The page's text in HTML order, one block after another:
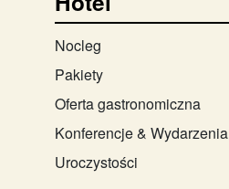
Nocleg
Pakiety
Oferta gastronomiczna
Konferencje & Wydarzenia
Uroczystości